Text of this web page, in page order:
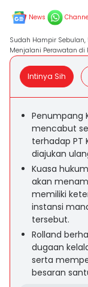
News
Sudah Hampir Sebulan,
Menjalani Perawatan di
Intinya Sih
Penumpang
mencabut
terhadap PT
diajukan
Kuasa
akan
memiliki
instansi
tersebut.
Rolland
dugaan
serta
besaran